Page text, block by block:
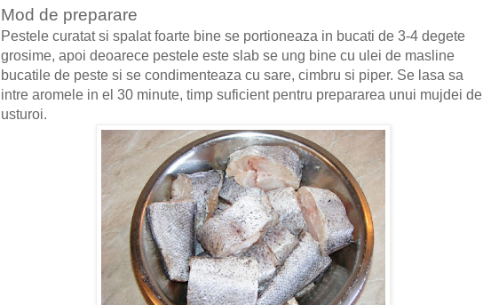
Mod de preparare
Pestele curatat si spalat foarte bine se portioneaza in bucati de 3-4 degete
grosime, apoi deoarece pestele este slab se ung bine cu ulei de masline
bucatile de peste si se condimenteaza cu sare, cimbru si piper. Se lasa sa
intre aromele in el 30 minute, timp suficient pentru prepararea unui mujdei de
usturoi.